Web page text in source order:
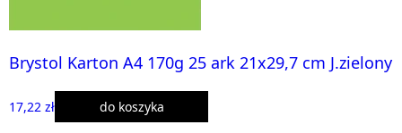
Brystol Karton A4 170g 25 ark 21x29,7 cm J.zielony
17,22 zł do koszyka